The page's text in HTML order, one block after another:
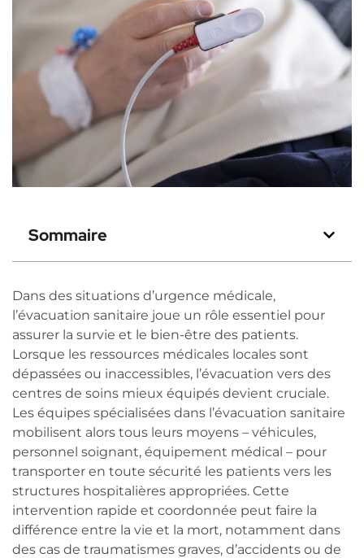
Sommaire
Dans des situations d’urgence médicale,
l’évacuation sanitaire joue un rôle essentiel pour
assurer la survie et le bien-être des patients.
Lorsque les ressources médicales locales sont
dépassées ou inaccessibles, l’évacuation vers des
centres de soins mieux équipés devient cruciale.
Les équipes spécialisées dans l’évacuation sanitaire
mobilisent alors tous leurs moyens – véhicules,
personnel soignant, équipement médical – pour
transporter en toute sécurité les patients vers les
structures hospitalières appropriées. Cette
intervention rapide et coordonnée peut faire la
différence entre la vie et la mort, notamment dans
des cas de traumatismes graves, d’accidents ou de